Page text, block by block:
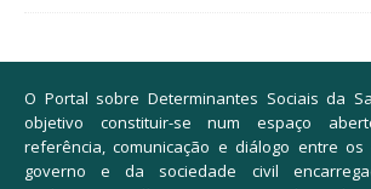
O Portal sobre Determinantes Sociais da
objetivo constituir-se num espaço
referência, comunicação e diálogo entre
governo e da sociedade civil